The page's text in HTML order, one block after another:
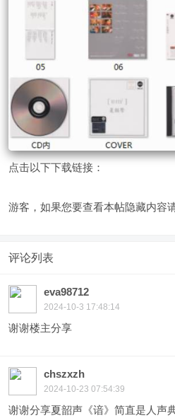
点击以下下载链接：
游客，如果您要查看本帖隐藏内容
评论列表
eva98712
2024-10-3 17:48:14
谢谢楼主分享
chszxzh
2024-10-23 07:54:39
谢谢分享夏韶声《谙》简直是人声